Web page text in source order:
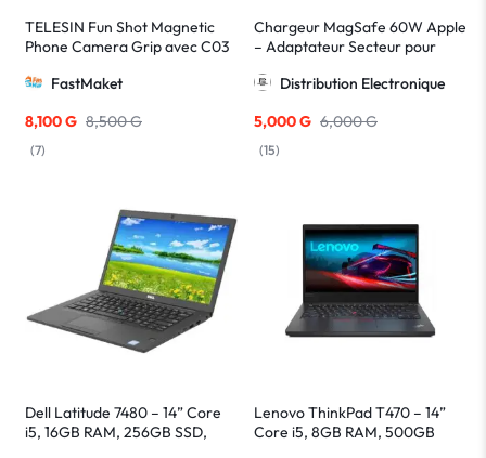
TELESIN Fun Shot Magnetic
Phone Camera Grip avec C03
magnétique pour smartphone
FastMaket
8,500G
8,100G
(7)
Chargeur MagSafe 60W Apple
– Adaptateur Secteur pour
Distribution Electronique
6,000G
5,000G
(15)
Dell Latitude 7480 – 14” Core
i5, 16GB RAM, 256GB SSD,
Lenovo ThinkPad T470 – 14”
Core i5, 8GB RAM, 500GB